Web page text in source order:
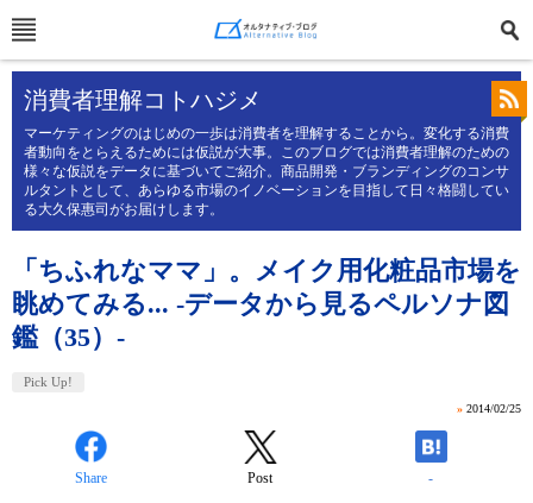
消費者理解コトハジメ
マーケティングのはじめの一歩は消費者を理解することから。変化する消費
者動向をとらえるためには仮説が大事。このブログでは消費者理解のための
様々な仮説をデータに基づいてご紹介。商品開発・ブランディングのコンサ
ルタントとして、あらゆる市場のイノベーションを目指して日々格闘してい
る大久保惠司がお届けします。
「ちふれなママ」。メイク用化粧品市場を
眺めてみる... -データから見るペルソナ図
鑑（35）-
Pick Up!
» 2014/02/25
Share Post -